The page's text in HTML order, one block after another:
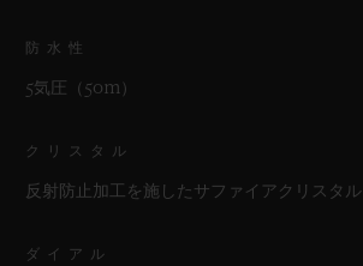
防水性
5気圧（50m）
クリスタル
反射防止加工を施したサファイアクリスタル
ダイアル